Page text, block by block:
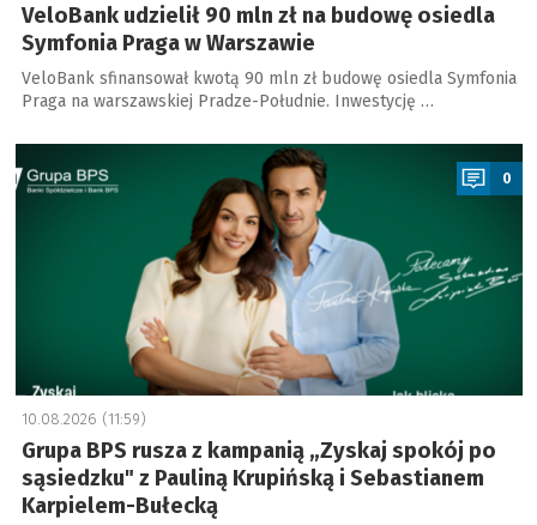
VeloBank udzielił 90 mln zł na budowę osiedla
Symfonia Praga w Warszawie
VeloBank sfinansował kwotą 90 mln zł budowę osiedla Symfonia
Praga na warszawskiej Pradze-Południe. Inwestycję …
a
0
10.08.2026 (11:59)
Grupa BPS rusza z kampanią „Zyskaj spokój po
sąsiedzku" z Pauliną Krupińską i Sebastianem
Karpielem-Bułecką